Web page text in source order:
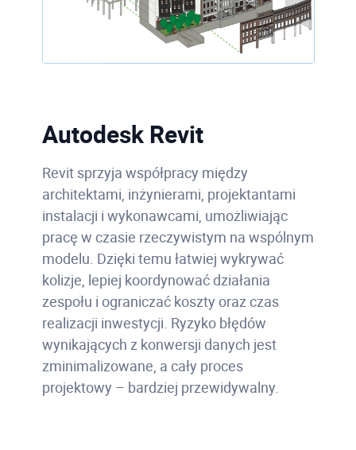
Autodesk Revit
Revit sprzyja współpracy między
architektami, inżynierami, projektantami
instalacji i wykonawcami, umożliwiając
pracę w czasie rzeczywistym na wspólnym
modelu. Dzięki temu łatwiej wykrywać
kolizje, lepiej koordynować działania
zespołu i ograniczać koszty oraz czas
realizacji inwestycji. Ryzyko błędów
wynikających z konwersji danych jest
zminimalizowane, a cały proces
projektowy – bardziej przewidywalny.